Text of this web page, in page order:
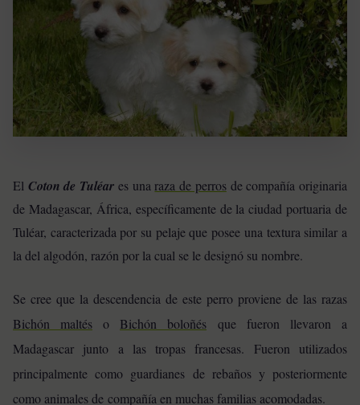
El Coton de Tuléar es una raza de perrosde compañía originaria
de Madagascar, África, específicamente de la ciudad portuaria de
Tuléar, caracterizada por su pelaje que posee una textura similar a
la del algodón, razón por la cual se le designó su nombre.
Se cree que la descendencia de este perro proviene de las razas
Bichón maltés o Bichón boloñés que fueron llevaron a
Madagascar junto a las tropas francesas. Fueron utilizados
principalmente como guardianes de rebaños y posteriormente
como animales de compañía en muchas familias acomodadas.